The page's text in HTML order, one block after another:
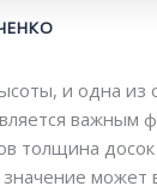
и одна из
важным
толщина
может